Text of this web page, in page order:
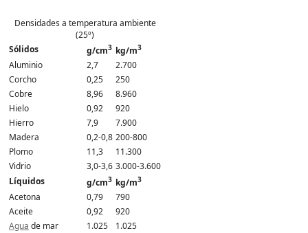
Densidades a temperatura ambiente
(25º)
Sólidos
g/cm3 kg/m3
Aluminio 2,7
2.700
Corcho
0,25
250
Cobre
8,96
8.960
Hielo
0,92
920
Hierro
7,9
7.900
Madera
0,2-0,8 200-800
Plomo
11,3
11.300
Vidrio
3,0-3,6 3.000-3.600
Líquidos
g/cm3 kg/m3
Acetona 0,79
790
Aceite
0,92
920
Agua de mar 1.025
1.025